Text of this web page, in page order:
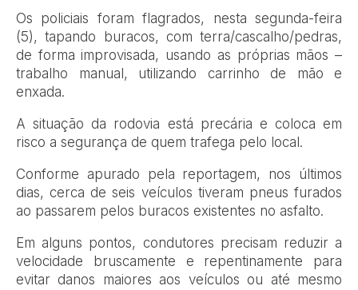
Os policiais foram flagrados, nesta segunda-feira
(5), tapando buracos, com terra/cascalho/pedras,
de forma improvisada, usando as próprias mãos –
trabalho manual, utilizando carrinho de mão e
enxada.
A situação da rodovia está precária e coloca em
risco a segurança de quem trafega pelo local.
Conforme apurado pela reportagem, nos últimos
dias, cerca de seis veículos tiveram pneus furados
ao passarem pelos buracos existentes no asfalto.
Em alguns pontos, condutores precisam reduzir a
velocidade bruscamente e repentinamente para
evitar danos maiores aos veículos ou até mesmo